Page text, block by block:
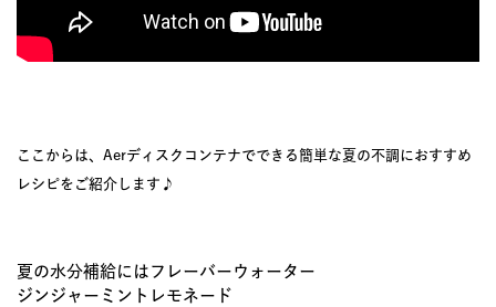
ここからは、Aerディスクコンテナでできる簡単な夏の不調におすすめ
レシピをご紹介します♪
夏の水分補給にはフレーバーウォーター
ジンジャーミントレモネード